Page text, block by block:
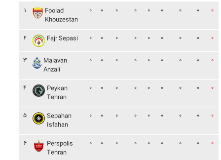
۱
Foolad
Khouzestan
۰ ۰ ۰ ۰ ۰ ۰ ۰ ۰ ۰
۲ Fajr Sepasi ۰ ۰ ۰ ۰ ۰ ۰ ۰ ۰ ۰
۳
Malavan
Anzali
۰ ۰ ۰ ۰ ۰ ۰ ۰ ۰ ۰
۴
Peykan
Tehran
۰ ۰ ۰ ۰ ۰ ۰ ۰ ۰ ۰
۵
Sepahan
Isfahan
۰ ۰ ۰ ۰ ۰ ۰ ۰ ۰ ۰
۶
Perspolis
Tehran
۰ ۰ ۰ ۰ ۰ ۰ ۰ ۰ ۰